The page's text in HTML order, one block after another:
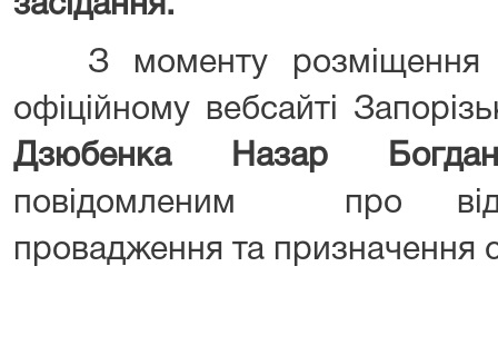
засідання.
З моменту розміщення
офіційному вебсайті
Дзюбенка Назар
повідомленим про
провадження та призначення